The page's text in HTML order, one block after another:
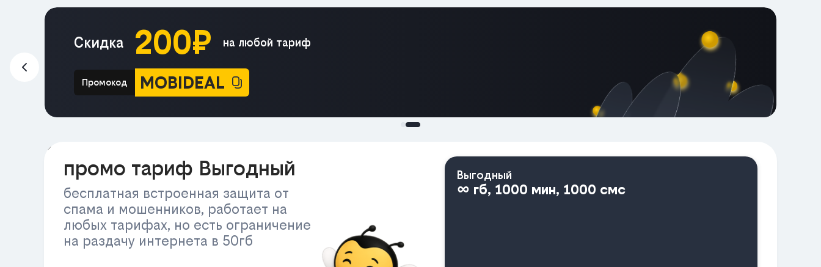
Скидка 200₽ на любой тариф
Промокод MOBIDEAL
промо тариф Выгодный
бесплатная встроенная защита от
спама и мошенников, работает на
любых тарифах, но есть ограничение
на раздачу интернета в 50гб
Выгодный
∞ гб, 1000 мин, 1000 смс